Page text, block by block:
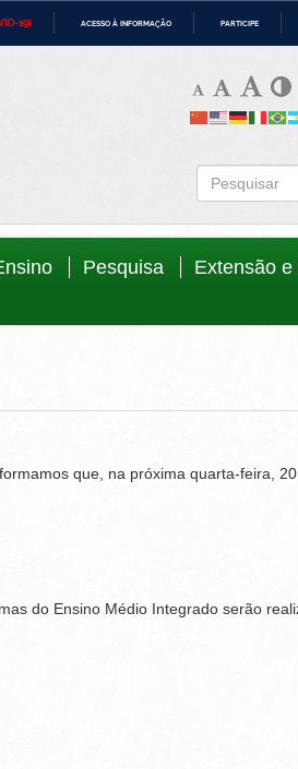
19) ACESSO À INFORMAÇÃO PARTICIPE
Pesquisa
Extensão
que, na próxima quarta-feira,
do Ensino Médio Integrado serão